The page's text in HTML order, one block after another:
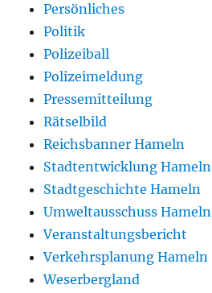
Persönliches
Politik
Polizeiball
Polizeimeldung
Pressemitteilung
Rätselbild
Reichsbanner Hameln
Stadtentwicklung Hameln
Stadtgeschichte Hameln
Umweltausschuss Hameln
Veranstaltungsbericht
Verkehrsplanung Hameln
Weserbergland